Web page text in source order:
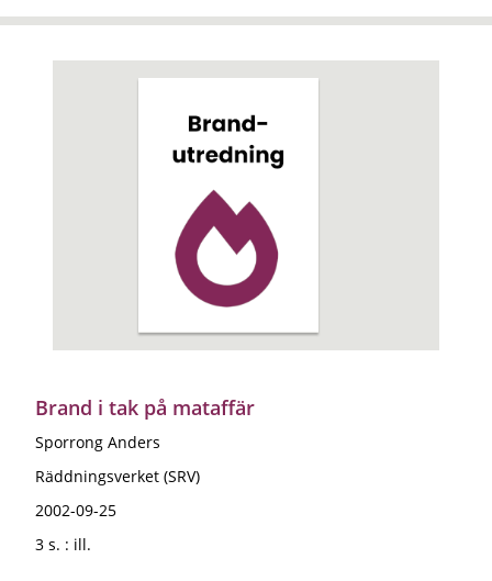
Brand i tak på mataffär
Sporrong Anders
Räddningsverket (SRV)
2002-09-25
3 s. : ill.